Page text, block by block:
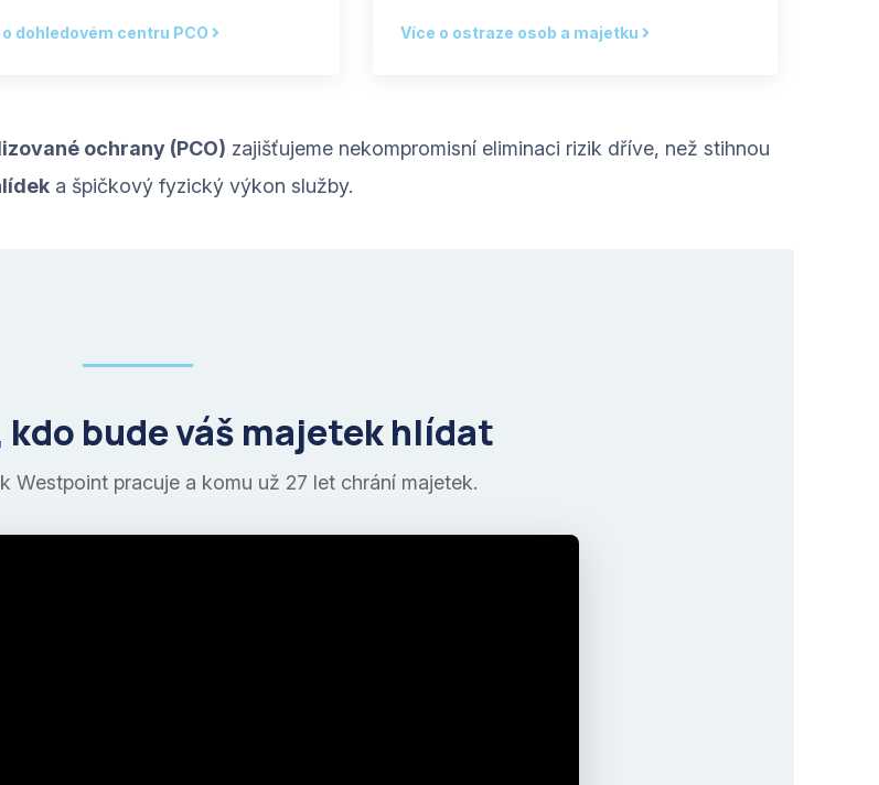
dohledovém centru PCO Více o ostraze osob a majetku
ochrany (PCO) zajišťujeme nekompromisní eliminaci rizik dříve, než stihnou
a špičkový fyzický výkon služby.
kdo bude váš majetek hlídat
Westpoint pracuje a komu už 27 let chrání majetek.